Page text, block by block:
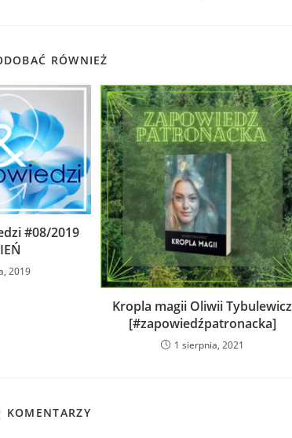
RÓWNIEŻ
#08/2019
2019
Kropla magii Oliwii Tybulewicz
[#zapowiedźpatronacka]
1 sierpnia, 2021